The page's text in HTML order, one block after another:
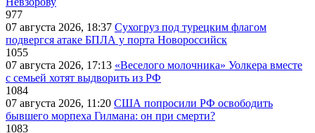
977
07 августа 2026, 18:37 Сухогруз под турецким флагом
подвергся атаке БПЛА у порта Новороссийск
1055
07 августа 2026, 17:13 «Веселого молочника» Уолкера вместе
с семьей хотят выдворить из РФ
1084
07 августа 2026, 11:20 США попросили РФ освободить
бывшего морпеха Гилмана: он при смерти?
1083